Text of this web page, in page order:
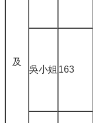
及
吳小姐 163